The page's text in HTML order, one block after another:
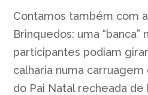
Contamos também com
Brinquedos: uma “banca”
participantes podiam
calharia numa carruagem
do Pai Natal recheada de